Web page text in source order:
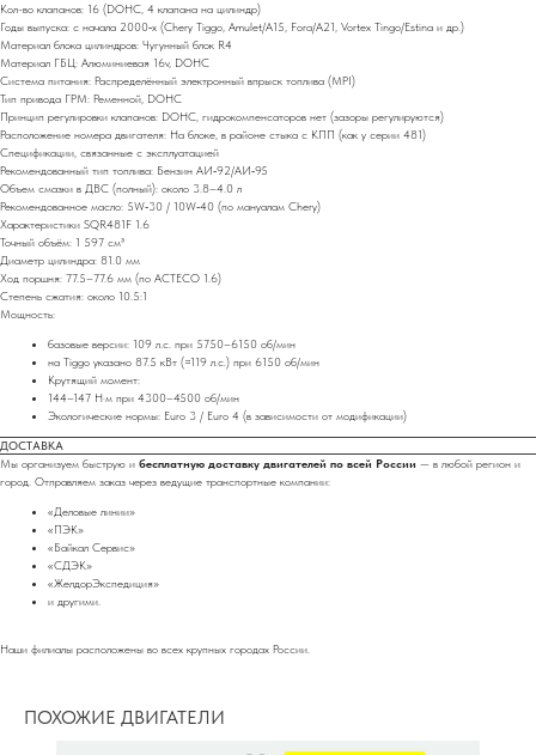
Кол-во клапанов: 16 (DOHC, 4 клапана на цилиндр)
Годы выпуска: с начала 2000‑х (Chery Tiggo, Amulet/A15, Fora/A21, Vortex Tingo/Estina и др.)
Материал блока цилиндров: Чугунный блок R4
Материал ГБЦ: Алюминиевая 16v, DOHC
Система питания: Распределённый электронный впрыск топлива (MPI)
Тип привода ГРМ: Ременной, DOHC
Принцип регулировки клапанов: DOHC, гидрокомпенсаторов нет (зазоры регулируются)
Расположение номера двигателя: На блоке, в районе стыка с КПП (как у серии 481)
Спецификации, связанные с эксплуатацией
Рекомендованный тип топлива: Бензин АИ‑92/АИ‑95
Объем смазки в ДВС (полный): около 3.8–4.0 л
Рекомендованное масло: 5W‑30 / 10W‑40 (по мануалам Chery)
Характеристики SQR481F 1.6
Точный объём: 1 597 см³
Диаметр цилиндра: 81.0 мм
Ход поршня: 77.5–77.6 мм (по ACTECO 1.6)
Степень сжатия: около 10.5:1
Мощность:
базовые версии: 109 л.с. при 5750–6150 об/мин
на Tiggo указано 87.5 кВт (≈119 л.с.) при 6150 об/мин
Крутящий момент:
144–147 Н·м при 4300–4500 об/мин
Экологические нормы: Euro 3 / Euro 4 (в зависимости от модификации)
ДОСТАВКА
Мы организуем быструю и бесплатную доставку двигателей по всей России — в любой регион и
город. Отправляем заказ через ведущие транспортные компании:
«Деловые линии»
«ПЭК»
«Байкал Сервис»
«СДЭК»
«ЖелдорЭкспедиция»
и другими.
Наши филиалы расположены во всех крупных городах России.
ПОХОЖИЕ ДВИГАТЕЛИ